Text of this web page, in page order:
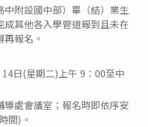
中附設國中部）畢（結）業生
其他各入學管道報到且未在
報名。
14日(星期二)上午 9：00至中
導處會議室；報名時即依序安
間)。